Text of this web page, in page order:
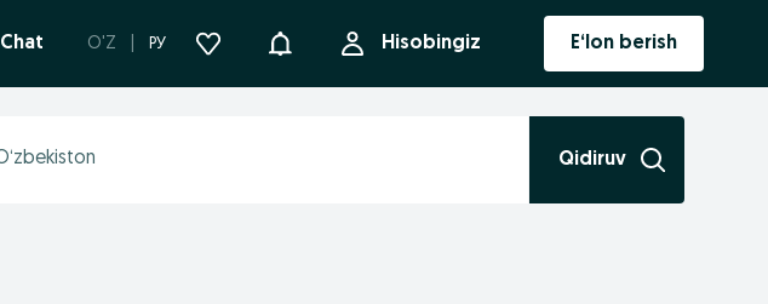
Chat O'Z РУ Bildirishnoma Hisobingiz E‘lon berish
Qidiruv